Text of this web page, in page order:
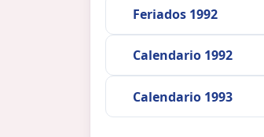
Feriados 1992
Calendario 1992
Calendario 1993